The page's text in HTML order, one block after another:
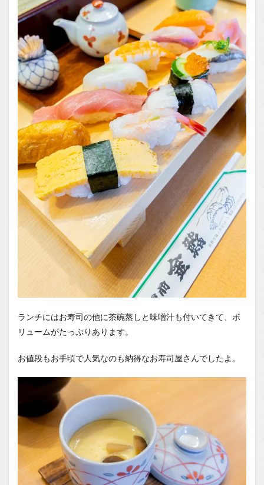
ランチにはお寿司の他に茶碗蒸しと味噌汁も付いてきて、ボ
リュームがたっぷりあります。
お値段もお手頃で人気なのも納得なお寿司屋さんでしたよ。